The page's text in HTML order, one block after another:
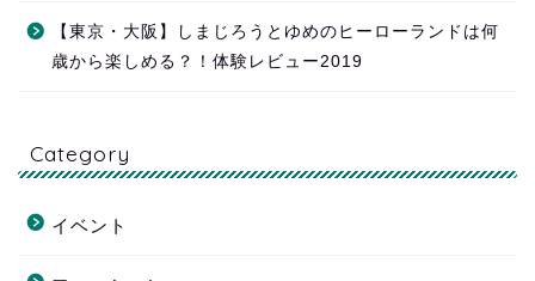
【東京・大阪】しまじろうとゆめのヒーローランドは何
歳から楽しめる？！体験レビュー2019
Category
イベント